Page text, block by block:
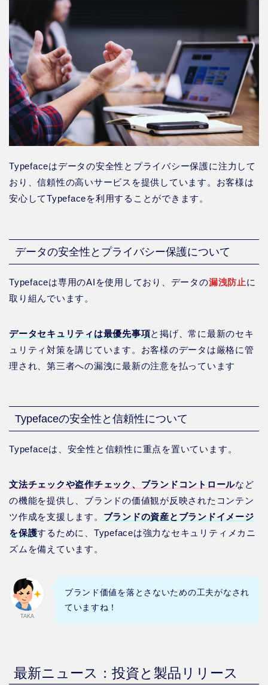
Typefaceはデータの安全性とプライバシー保護に注力して
おり、信頼性の高いサービスを提供しています。お客様は
安心してTypefaceを利用することができます。
データの安全性とプライバシー保護について
Typefaceは専用のAIを使用しており、データの漏洩防止に
取り組んでいます。
データセキュリティは最優先事項と掲げ、常に最新のセキ
ュリティ対策を講じています。お客様のデータは厳格に管
理され、第三者への漏洩に最新の注意を払っています
Typefaceの安全性と信頼性について
Typefaceは、安全性と信頼性に重点を置いています。
文法チェックや盗作チェック、ブランドコントロールなど
の機能を提供し、ブランドの価値観が反映されたコンテン
ツ作成を支援します。 ブランドの資産とブランドイメージ
を保護するために、Typefaceは強力なセキュリティメカニ
ズムを備えています。
TAKA
ブランド価値を落とさないための工夫がなされ
ていますね！
最新ニュース：投資と製品リリース